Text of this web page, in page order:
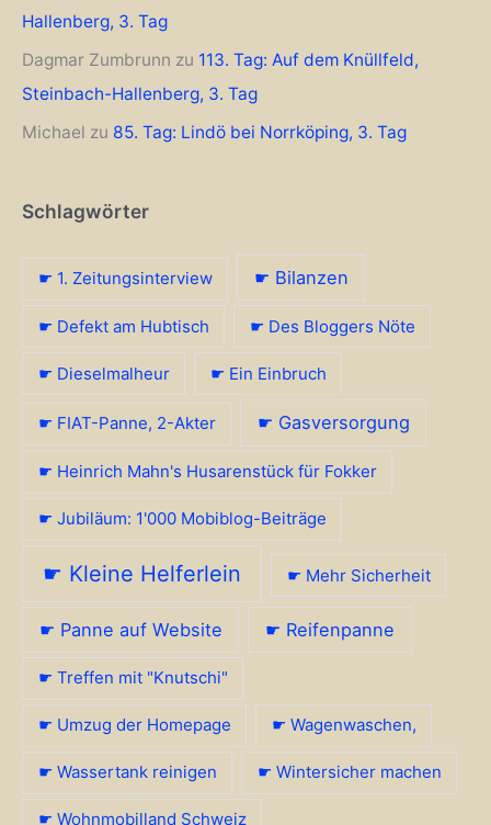
Hallenberg, 3. Tag
Dagmar Zumbrunn zu 113. Tag: Auf dem Knüllfeld,
Steinbach-Hallenberg, 3. Tag
Michael zu 85. Tag: Lindö bei Norrköping, 3. Tag
Schlagwörter
☛ 1. Zeitungsinterview ☛ Bilanzen
☛ Defekt am Hubtisch ☛ Des Bloggers Nöte
☛ Dieselmalheur ☛ Ein Einbruch
☛ FIAT-Panne, 2-Akter ☛ Gasversorgung
☛ Heinrich Mahn's Husarenstück für Fokker
☛ Jubiläum: 1'000 Mobiblog-Beiträge
☛ Kleine Helferlein ☛ Mehr Sicherheit
☛ Panne auf Website ☛ Reifenpanne
☛ Treffen mit "Knutschi"
☛ Umzug der Homepage ☛ Wagenwaschen,
☛ Wassertank reinigen ☛ Wintersicher machen
☛ Wohnmobilland Schweiz